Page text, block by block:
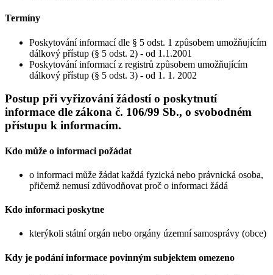
Termíny
Poskytování informací dle § 5 odst. 1 způsobem umožňujícím
dálkový přístup (§ 5 odst. 2) - od 1.1.2001
Poskytování informací z registrů způsobem umožňujícím
dálkový přístup (§ 5 odst. 3) - od 1. 1. 2002
Postup při vyřizování žádostí o poskytnutí
informace dle zákona č. 106/99 Sb., o svobodném
přístupu k informacím.
Kdo může o informaci požádat
o informaci může žádat každá fyzická nebo právnická osoba,
přičemž nemusí zdůvodňovat proč o informaci žádá
Kdo informaci poskytne
kterýkoli státní orgán nebo orgány územní samosprávy (obce)
Kdy je podání informace povinným subjektem omezeno